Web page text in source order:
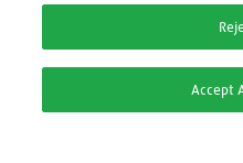
2ª via Nota Fiscal/Boleto:
Accept